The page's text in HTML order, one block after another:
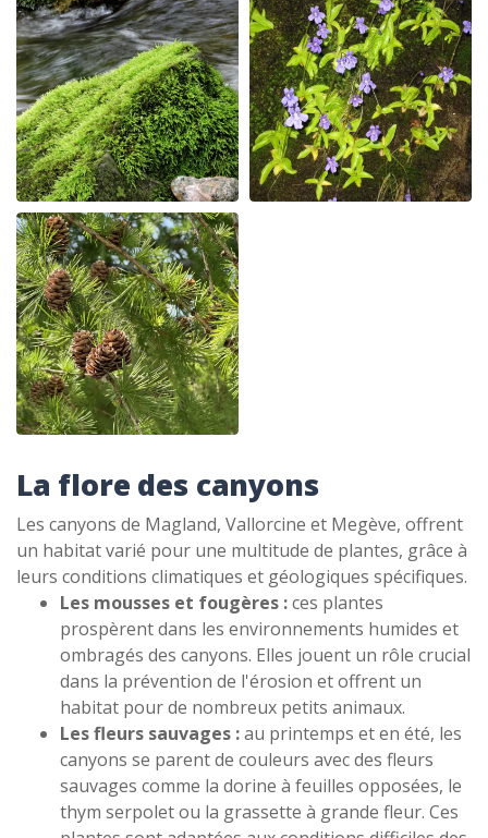
La flore des canyons
Les canyons de Magland, Vallorcine et Megève, offrent
un habitat varié pour une multitude de plantes, grâce à
leurs conditions climatiques et géologiques spécifiques.
Les mousses et fougères :ces plantes
prospèrent dans les environnements humides et
ombragés des canyons. Elles jouent un rôle crucial
dans la prévention de l'érosion et offrent un
habitat pour de nombreux petits animaux.
Les fleurs sauvages :au printemps et en été, les
canyons se parent de couleurs avec des fleurs
sauvages comme la dorine à feuilles opposées, le
thym serpolet ou la grassette à grande fleur. Ces